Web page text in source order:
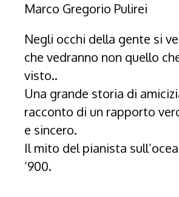
Marco Gregorio Pulirei
Negli occhi della gente si
che vedranno non quello
visto..
Una grande storia di
racconto di un rapporto
e sincero.
Il mito del pianista
‘900.